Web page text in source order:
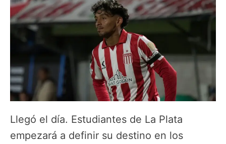
Llegó el día. Estudiantes de La Plata
empezará a definir su destino en los